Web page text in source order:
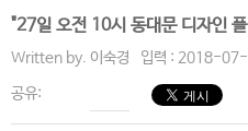
"27일 오전 10시 동대문 디자인
Written by. 이숙경 입력 : 2018-
공유: